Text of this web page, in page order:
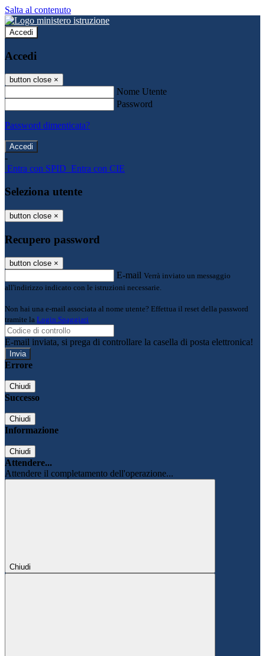
Salta al contenuto
Accedi
Accedi
button close ×
Nome Utente
Password
Password dimenticata?
-
Entra con SPID Entra con CIE
Seleziona utente
button close ×
Recupero password
button close ×
E-mail Verrà inviato un messaggio
all'indirizzo indicato con le istruzioni necessarie.
Non hai una e-mail associata al nome utente? Effettua il reset della password
tramite la Login Spaggiari
E-mail inviata, si prega di controllare la casella di posta elettronica!
Errore
Chiudi
Successo
Chiudi
Informazione
Chiudi
Attendere...
Attendere il completamento dell'operazione...
Chiudi